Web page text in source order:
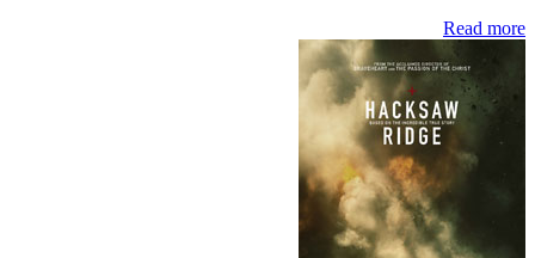
Read more